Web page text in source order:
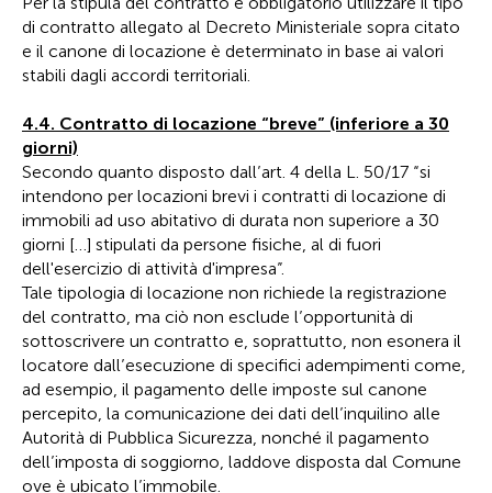
di contratto allegato al Decreto Ministeriale sopra citato
e il canone di locazione è determinato in base ai valori
stabili dagli accordi territoriali.
4.4. Contratto di locazione “breve” (inferiore a 30
giorni)
Secondo quanto disposto dall’art. 4 della L. 50/17 “si
intendono per locazioni brevi i contratti di locazione di
immobili ad uso abitativo di durata non superiore a 30
giorni […] stipulati da persone fisiche, al di fuori
dell'esercizio di attività d'impresa”.
Tale tipologia di locazione non richiede la registrazione
del contratto, ma ciò non esclude l’opportunità di
sottoscrivere un contratto e, soprattutto, non esonera il
locatore dall’esecuzione di specifici adempimenti come,
ad esempio, il pagamento delle imposte sul canone
percepito, la comunicazione dei dati dell’inquilino alle
Autorità di Pubblica Sicurezza, nonché il pagamento
dell’imposta di soggiorno, laddove disposta dal Comune
ove è ubicato l’immobile.